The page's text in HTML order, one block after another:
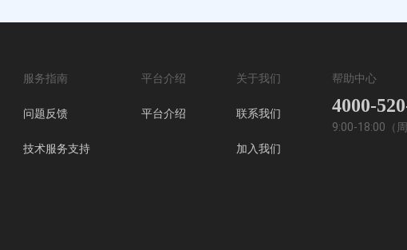
服务指南
问题反馈
技术服务支持
平台介绍
平台介绍
关于我们
联系我们
加入我们
帮助中心
4000-
9:00-18:00（